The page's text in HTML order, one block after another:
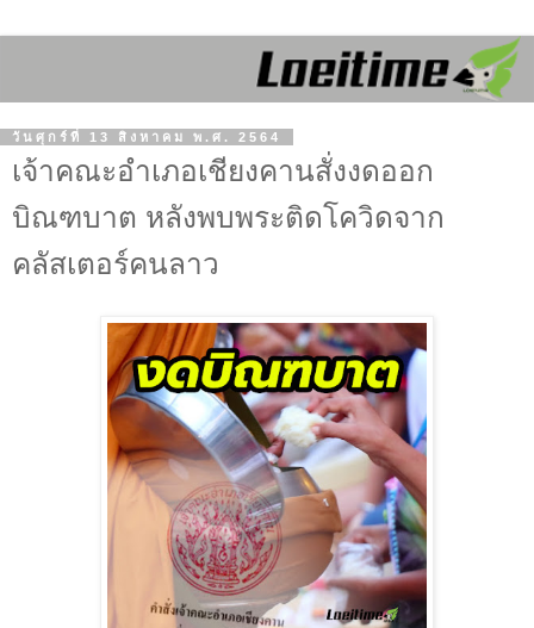
วันศุกร์ที่ 13 สิงหาคม พ.ศ. 2564
เจ้าคณะอำเภอเชียงคานสั่งงดออก
บิณฑบาต หลังพบพระติดโควิดจาก
คลัสเตอร์คนลาว